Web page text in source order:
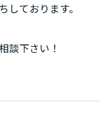
ております。
談下さい！